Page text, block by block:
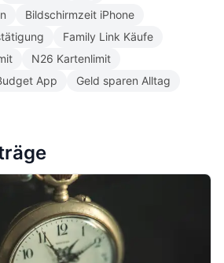
Bildschirmzeit iPhone
Family Link Käufe
N26 Kartenlimit
App Geld sparen Alltag